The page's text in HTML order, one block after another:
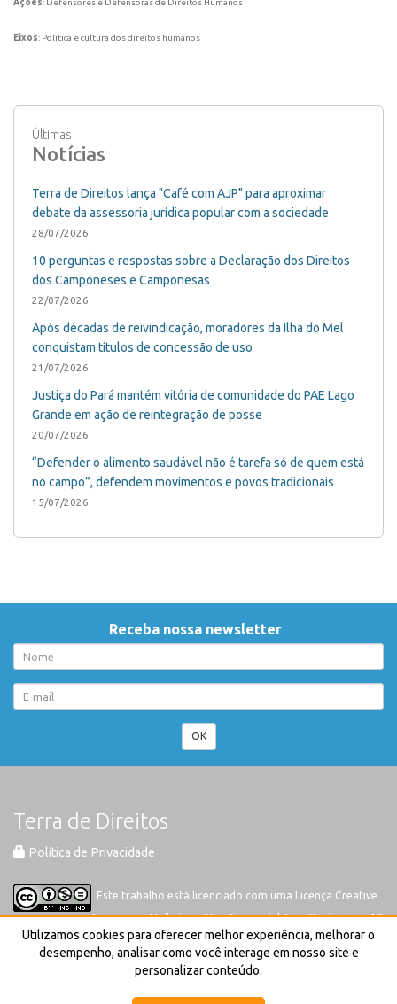
Ações: Defensores e Defensoras de Direitos Humanos
Eixos: Política e cultura dos direitos humanos
Últimas
Notícias
Terra de Direitos lança "Café com AJP" para aproximar
debate da assessoria jurídica popular com a sociedade
28/07/2026
10 perguntas e respostas sobre a Declaração dos Direitos
dos Camponeses e Camponesas
22/07/2026
Após décadas de reivindicação, moradores da Ilha do Mel
conquistam títulos de concessão de uso
21/07/2026
Justiça do Pará mantém vitória de comunidade do PAE Lago
Grande em ação de reintegração de posse
20/07/2026
“Defender o alimento saudável não é tarefa só de quem está
no campo”, defendem movimentos e povos tradicionais
15/07/2026
Receba nossa newsletter
OK
Terra de Direitos
Política de Privacidade
Este trabalho está licenciado com uma Licença Creative
Commons-Atribuição-Não Comercial-Sem Derivações 4.0
Internacional
Utilizamos cookies para oferecer melhor experiência, melhorar o
desempenho, analisar como você interage em nosso site e
personalizar conteúdo.